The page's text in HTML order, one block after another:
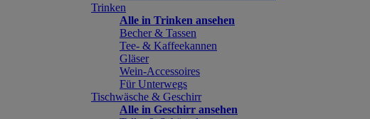
Trinken
Alle in Trinken ansehen
Becher & Tassen
Tee- & Kaffeekannen
Gläser
Wein-Accessoires
Für Unterwegs
Tischwäsche & Geschirr
Alle in Geschirr ansehen